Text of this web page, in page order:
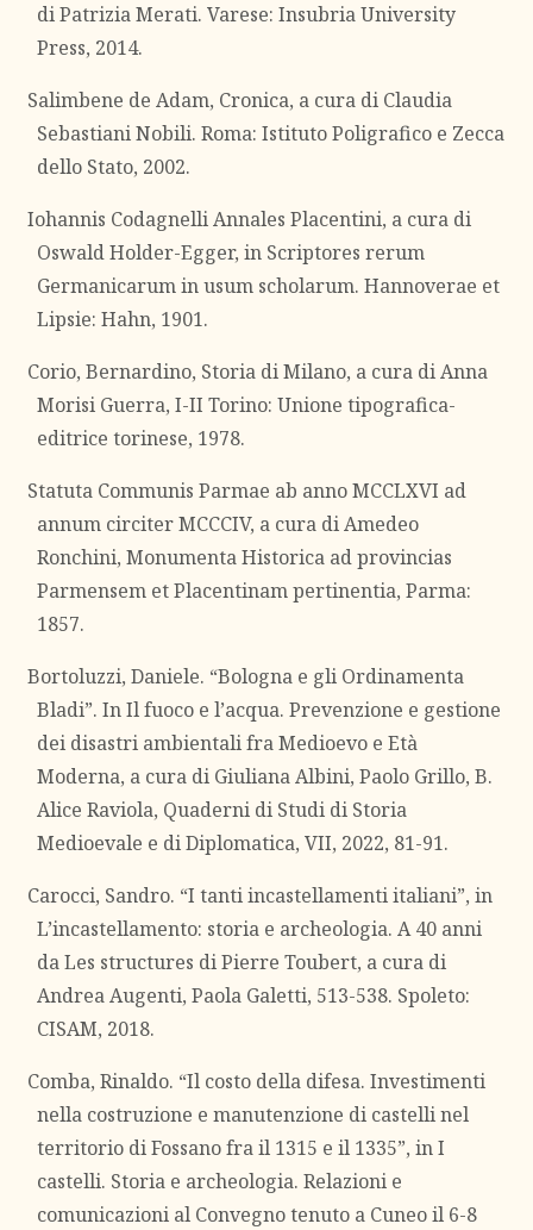
di Patrizia Merati. Varese: Insubria University
Press, 2014.
Salimbene de Adam, Cronica, a cura di Claudia
Sebastiani Nobili. Roma: Istituto Poligrafico e Zecca
dello Stato, 2002.
Iohannis Codagnelli Annales Placentini, a cura di
Oswald Holder-Egger, in Scriptores rerum
Germanicarum in usum scholarum. Hannoverae et
Lipsie: Hahn, 1901.
Corio, Bernardino, Storia di Milano, a cura di Anna
Morisi Guerra, I-II Torino: Unione tipografica-
editrice torinese, 1978.
Statuta Communis Parmae ab anno MCCLXVI ad
annum circiter MCCCIV, a cura di Amedeo
Ronchini, Monumenta Historica ad provincias
Parmensem et Placentinam pertinentia, Parma:
1857.
Bortoluzzi, Daniele. “Bologna e gli Ordinamenta
Bladi”. In Il fuoco e l’acqua. Prevenzione e gestione
dei disastri ambientali fra Medioevo e Età
Moderna, a cura di Giuliana Albini, Paolo Grillo, B.
Alice Raviola, Quaderni di Studi di Storia
Medioevale e di Diplomatica, VII, 2022, 81-91.
Carocci, Sandro. “I tanti incastellamenti italiani”, in
L’incastellamento: storia e archeologia. A 40 anni
da Les structures di Pierre Toubert, a cura di
Andrea Augenti, Paola Galetti, 513-538. Spoleto:
CISAM, 2018.
Comba, Rinaldo. “Il costo della difesa. Investimenti
nella costruzione e manutenzione di castelli nel
territorio di Fossano fra il 1315 e il 1335”, in I
castelli. Storia e archeologia. Relazioni e
comunicazioni al Convegno tenuto a Cuneo il 6-8